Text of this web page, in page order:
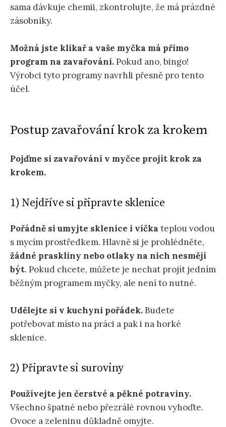
sama dávkuje chemii, zkontrolujte, že má prázdné
zásobníky.
Možná jste klikař a vaše myčka má přímo
program na zavařování.Pokud ano, bingo!
Výrobci tyto programy navrhli přesně pro tento
účel.
Postup zavařování krok za krokem
Pojďme si zavařování v myčce projít krok za
krokem.
1) Nejdříve si připravte sklenice
Pořádně si umyjte sklenice i víčka teplou vodou
s mycím prostředkem. Hlavně si je prohlédněte,
žádné praskliny nebo otlaky na nich nesmějí
být. Pokud chcete, můžete je nechat projít jedním
běžným programem myčky, ale není to nutné.
Udělejte si v kuchyni pořádek.Budete
potřebovat místo na práci a pak i na horké
sklenice.
2) Připravte si suroviny
Používejte jen čerstvé a pěkné potraviny.
Všechno špatné nebo přezrálé rovnou vyhoďte.
Ovoce a zeleninu důkladně omyjte.